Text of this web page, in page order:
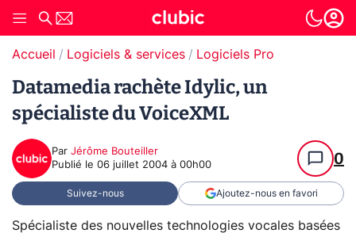
Accueil Logiciels & services Logiciels Pro
Datamedia rachète Idylic, un
spécialiste du VoiceXML
Par Jérôme Bouteiller
Publié le 06 juillet 2004 à 00h00 0
Suivez-nous Ajoutez-nous en favori
Spécialiste des nouvelles technologies vocales basées